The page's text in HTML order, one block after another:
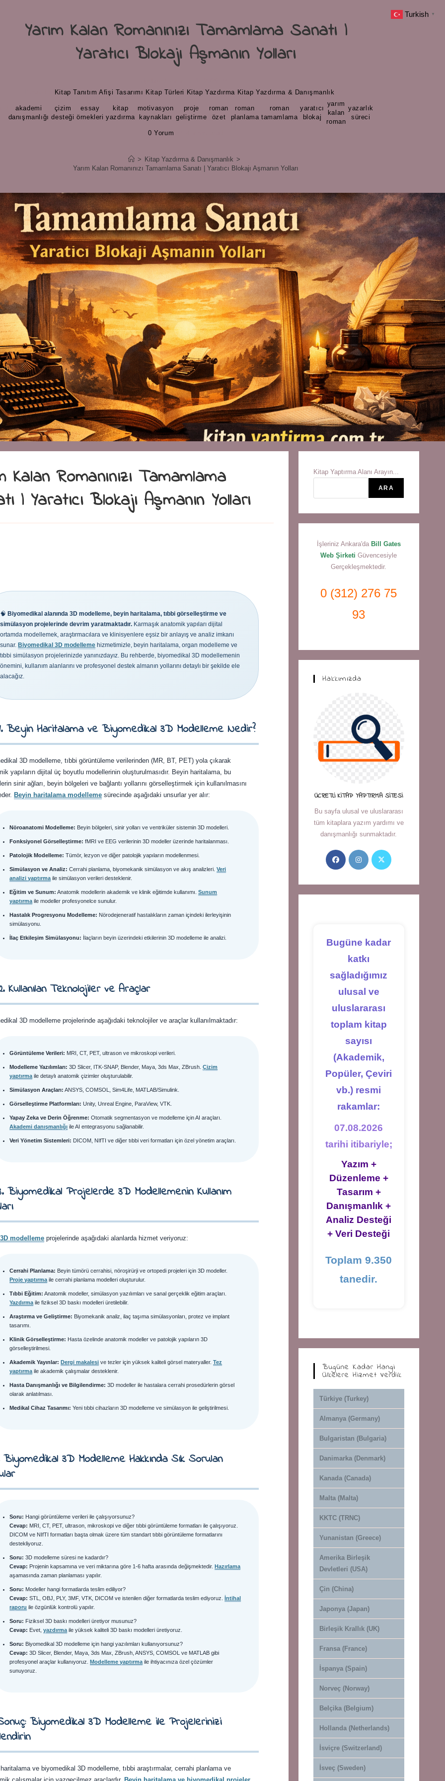
Yarım Kalan Romanınızı Tamamlama Sanatı |
Yaratıcı Blokajı Aşmanın Yolları
Kitap Tanıtım Afişi Tasarımı Kitap Türleri Kitap Yazdırma Kitap Yazdırma & Danışmanlık
akademi
danışmanlığı
çizim
desteği
essay
örnekleri
kitap
yazdırma
motivasyon
kaynakları
proje
geliştirme
roman
özet
roman
planlama
roman
tamamlama
yaratıcı
blokaj
yarım
kalan
roman
yazarlık
süreci
0 Yorum
> Kitap Yazdırma & Danışmanlık >
Yarım Kalan Romanınızı Tamamlama Sanatı | Yaratıcı Blokajı Aşmanın Yolları
Kalan Romanınızı Tamamlama
| Yaratıcı Blokajı Aşmanın Yolları
🧠 Biyomedikal alanında 3D modelleme, beyin haritalama, tıbbi görselleştirme ve
simülasyon projelerinde devrim yaratmaktadır. Karmaşık anatomik yapıları dijital
ortamda modellemek, araştırmacılara ve klinisyenlere eşsiz bir anlayış ve analiz imkanı
sunar. Biyomedikal 3D modelleme hizmetimizle, beyin haritalama, organ modelleme ve
tıbbi simülasyon projelerinizde yanınızdayız. Bu rehberde, biyomedikal 3D modellemenin
önemini, kullanım alanlarını ve profesyonel destek almanın yollarını detaylı bir şekilde ele
alacağız.
Beyin Haritalama ve Biyomedikal 3D Modelleme Nedir?
3D modelleme, tıbbi görüntüleme verilerinden (MR, BT, PET) yola çıkarak
yapıların dijital üç boyutlu modellerinin oluşturulmasıdır. Beyin haritalama, bu
sinir ağları, beyin bölgeleri ve bağlantı yollarını görselleştirmek için kullanılmasını
Beyin haritalama modelleme sürecinde aşağıdaki unsurlar yer alır:
Nöroanatomi Modelleme: Beyin bölgeleri, sinir yolları ve ventriküler sistemin 3D modelleri.
Fonksiyonel Görselleştirme: fMRI ve EEG verilerinin 3D modeller üzerinde haritalanması.
Patolojik Modelleme: Tümör, lezyon ve diğer patolojik yapıların modellenmesi.
Simülasyon ve Analiz: Cerrahi planlama, biyomekanik simülasyon ve akış analizleri.Veri
analizi yaptırma ile simülasyon verileri desteklenir.
Eğitim ve Sunum: Anatomik modellerin akademik ve klinik eğitimde kullanımı.Sunum
yaptırma ile modeller profesyonelce sunulur.
Hastalık Progresyonu Modelleme: Nörodejeneratif hastalıkların zaman içindeki ilerleyişinin
simülasyonu.
İlaç Etkileşim Simülasyonu: İlaçların beyin üzerindeki etkilerinin 3D modelleme ile analizi.
Teknolojiler ve Araçlar
3D modelleme projelerinde aşağıdaki teknolojiler ve araçlar kullanılmaktadır:
Görüntüleme Verileri: MRI, CT, PET, ultrason ve mikroskopi verileri.
Modelleme Yazılımları: 3D Slicer, ITK-SNAP, Blender, Maya, 3ds Max, ZBrush.Çizim
yaptırma ile detaylı anatomik çizimler oluşturulabilir.
Simülasyon Araçları: ANSYS, COMSOL, Sim4Life, MATLAB/Simulink.
Görselleştirme Platformları: Unity, Unreal Engine, ParaView, VTK.
Yapay Zeka ve Derin Öğrenme: Otomatik segmentasyon ve modelleme için AI araçları.
Akademi danışmanlığı ile AI entegrasyonu sağlanabilir.
Veri Yönetim Sistemleri: DICOM, NIfTI ve diğer tıbbi veri formatları için özel yönetim araçları.
Biyomedikal Projelerde 3D Modellemenin Kullanım
modelleme projelerinde aşağıdaki alanlarda hizmet veriyoruz:
Cerrahi Planlama: Beyin tümörü cerrahisi, nöroşirürji ve ortopedi projeleri için 3D modeller.
Proje yaptırma ile cerrahi planlama modelleri oluşturulur.
Tıbbi Eğitim: Anatomik modeller, simülasyon yazılımları ve sanal gerçeklik eğitim araçları.
Yazdırma ile fiziksel 3D baskı modelleri üretilebilir.
Araştırma ve Geliştirme: Biyomekanik analiz, ilaç taşıma simülasyonları, protez ve implant
tasarımı.
Klinik Görselleştirme: Hasta özelinde anatomik modeller ve patolojik yapıların 3D
görselleştirilmesi.
Akademik Yayınlar: Dergi makalesi ve tezler için yüksek kaliteli görsel materyaller.Tez
yaptırma ile akademik çalışmalar desteklenir.
Hasta Danışmanlığı ve Bilgilendirme: 3D modeller ile hastalara cerrahi prosedürlerin görsel
olarak anlatılması.
Medikal Cihaz Tasarımı: Yeni tıbbi cihazların 3D modelleme ve simülasyon ile geliştirilmesi.
Biyomedikal 3D Modelleme Hakkında Sık Sorulan
Soru: Hangi görüntüleme verileri ile çalışıyorsunuz?
Cevap: MRI, CT, PET, ultrason, mikroskopi ve diğer tıbbi görüntüleme formatları ile çalışıyoruz.
DICOM ve NIfTI formatları başta olmak üzere tüm standart tıbbi görüntüleme formatlarını
destekliyoruz.
Soru: 3D modelleme süresi ne kadardır?
Cevap: Projenin kapsamına ve veri miktarına göre 1-6 hafta arasında değişmektedir.Hazırlama
aşamasında zaman planlaması yapılır.
Soru: Modeller hangi formatlarda teslim ediliyor?
Cevap: STL, OBJ, PLY, 3MF, VTK, DICOM ve istenilen diğer formatlarda teslim ediyoruz.İntihal
raporu ile özgünlük kontrolü yapılır.
Soru: Fiziksel 3D baskı modelleri üretiyor musunuz?
Cevap: Evet,yazdırma ile yüksek kaliteli 3D baskı modelleri üretiyoruz.
Soru: Biyomedikal 3D modelleme için hangi yazılımları kullanıyorsunuz?
Cevap: 3D Slicer, Blender, Maya, 3ds Max, ZBrush, ANSYS, COMSOL ve MATLAB gibi
profesyonel araçlar kullanıyoruz.Modelleme yaptırma ile ihtiyacınıza özel çözümler
sunuyoruz.
Biyomedikal 3D Modelleme ile Projelerinizi
ve biyomedikal 3D modelleme, tıbbi araştırmalar, cerrahi planlama ve
Kitap Yaptırma Alanı Arayın...
ARA
İşleriniz Ankara'da Bill Gates
Web ŞirketiGüvencesiyle
Gerçekleşmektedir.
0 (312) 276 75
93
Hakkımızda
ÜCRETLI KITAP YAPTIRMA SITESI
Bu sayfa ulusal ve uluslararası
tüm kitaplara yazım yardımı ve
danışmanlığı sunmaktadır.
Opens
in
Opens
in
Opens
Bugüne kadar
katkı
sağladığımız
ulusal ve
uluslararası
toplam kitap
sayısı
(Akademik,
Popüler, Çeviri
vb.) resmi
rakamlar:
07.08.2026
tarihi itibariyle;
Yazım +
Düzenleme +
Tasarım +
Danışmanlık +
Analiz Desteği
+ Veri Desteği
Toplam 9.350
tanedir.
Bugüne Kadar Hangi
Ülkelere Hizmet Verdik
Türkiye (Turkey)
Almanya (Germany)
Bulgaristan (Bulgaria)
Danimarka (Denmark)
Kanada (Canada)
Malta (Malta)
KKTC (TRNC)
Yunanistan (Greece)
Amerika Birleşik
Devletleri (USA)
Çin (China)
Japonya (Japan)
Birleşik Krallık (UK)
Fransa (France)
İspanya (Spain)
Norveç (Norway)
Belçika (Belgium)
Hollanda (Netherlands)
İsviçre (Switzerland)
İsveç (Sweden)
Turkish ▼